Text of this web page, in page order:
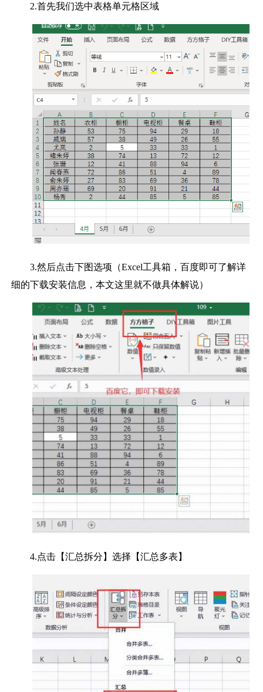
2.首先我们选中表格单元格区域
3.然后点击下图选项（Excel工具箱，百度即可了解详
细的下载安装信息，本文这里就不做具体解说）
4.点击【汇总拆分】选择【汇总多表】